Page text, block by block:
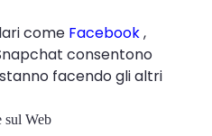
come Facebook,
consentono
facendo gli altri
sul Web